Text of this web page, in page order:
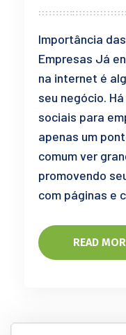
Importância
Empresas Já
na internet é
seu negócio.
sociais para
apenas um
comum ver
promovendo
com páginas e
READ